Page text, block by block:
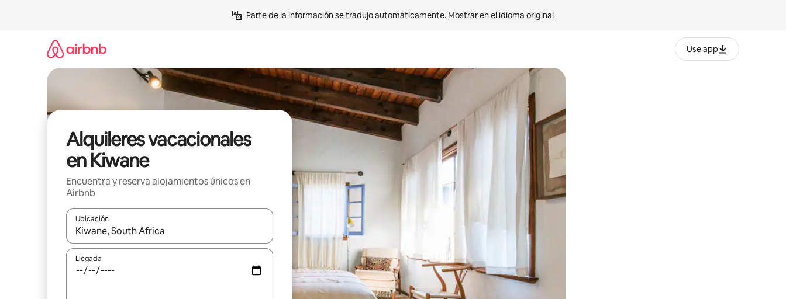
Parte de la información se tradujo automáticamente. Mostrar en el idioma original
Use app
Alquileres vacacionales
en Kiwane
Encuentra y reserva alojamientos únicos en
Airbnb
Ubicación
Cuando los resultados estén disponibles, navega con las teclas de flecha hacia arriba y hacia abajo o explora con el tacto o desliza el dedo.
Llegada